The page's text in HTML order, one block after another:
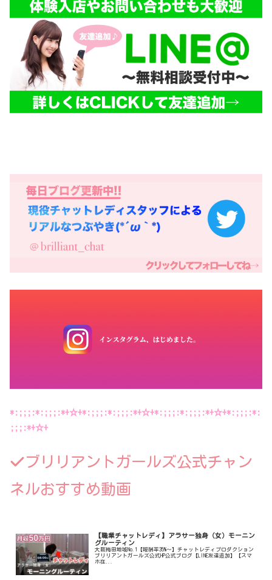
*:;;;:*:;;;:*+☆+*:;;;:*:;;;:*+☆+*:;;;:*:;;;:*+☆+*:;;;:*:
;;;:*+☆+
ブリリアントガールズ公式チャン
ネルおすすめ動画
【職業チャットレディ】アラサー独身（女）モーニン
グルーティン
大阪梅田地域No.1【報酬率35%〜】チャットレディプロダクション
ブリリアントガールズ公式HP公式ブログ【LINE友達追加】【スマ
ホ在...